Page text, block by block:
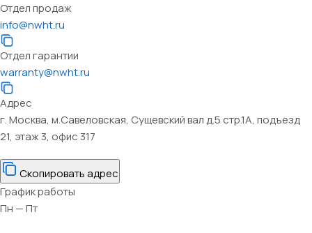
Отдел продаж
info@nwht.ru
Отдел гарантии
warranty@nwht.ru
Адрес
г. Москва, м.Савеловская, Сущевский вал д.5 стр.1А, подъезд
21, этаж 3, офис 317
Скопировать адрес
График работы
Пн — Пт